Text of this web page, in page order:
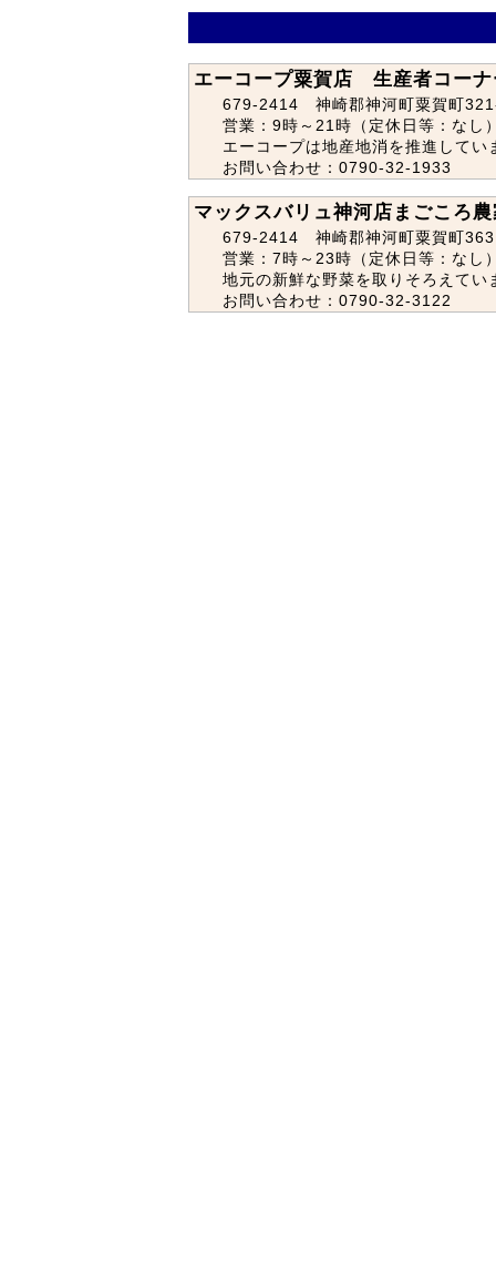
エーコープ粟賀店 生産者コーナ
679-2414 神崎郡神河町粟賀町
営業：9時～21時（定休日等：なし
エーコープは地産地消を推進して
お問い合わせ：0790-32-1933
マックスバリュ神河店まごころ
679-2414 神崎郡神河町粟賀町363
営業：7時～23時（定休日等：なし
地元の新鮮な野菜を取りそろえてい
お問い合わせ：0790-32-3122